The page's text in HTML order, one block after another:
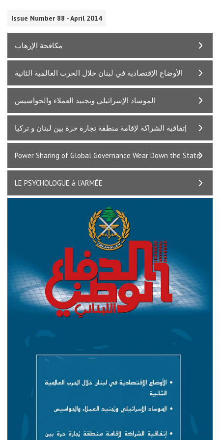
Issue Number 88 - April 2014
مكافحة الإرهاب
الأوضاع الإقتصادية في لبنان خلال الحرب العالمية الثانية
الموساد الإسرائيلي وتجنيد العملاء والجواسيس
إتفاقية الشراكة لإقامة منطقة تجارة حرة بين لبنان و تركيا
Power Sharing of Global Governance Wear Down the State
LE PSYCHOLOGUE à l’ARMÉE